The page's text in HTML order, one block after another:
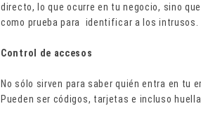
directo, lo que ocurre en tu negocio, sino
como prueba para identificar a los intrusos.
Control de accesos
No sólo sirven para saber quién entra en tu
Pueden ser códigos, tarjetas e incluso